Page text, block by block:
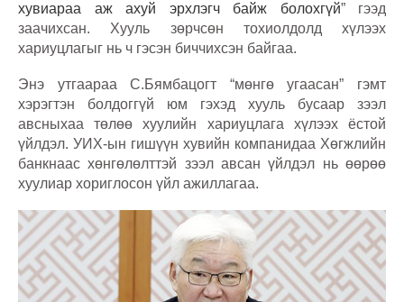
хувиараа аж ахуй эрхлэгч байж болохгүй” гээд
заачихсан. Хууль зөрчсөн тохиолдолд хүлээх
хариуцлагыг нь ч гэсэн биччихсэн байгаа.
Энэ утгаараа С.Бямбацогт “мөнгө угаасан” гэмт
хэрэгтэн болдоггүй юм гэхэд хууль бусаар зээл
авсныхаа төлөө хуулийн хариуцлага хүлээх ёстой
үйлдэл. УИХ-ын гишүүн хувийн компанидаа Хөгжлийн
банкнаас хөнгөлөлттэй зээл авсан үйлдэл нь өөрөө
хуулиар хориглосон үйл ажиллагаа.